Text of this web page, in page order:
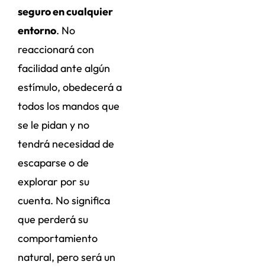
seguro en cualquier
entorno. No
reaccionará con
facilidad ante algún
estímulo, obedecerá a
todos los mandos que
se le pidan y no
tendrá necesidad de
escaparse o de
explorar por su
cuenta. No significa
que perderá su
comportamiento
natural, pero será un